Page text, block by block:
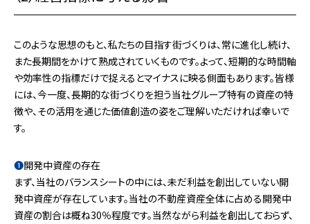
このような思想のもと、私たちの目指す街づくりは、常に進化し続け、
また長期間をかけて熟成されていくものです。よって、短期的な時間軸
や効率性の指標だけで捉えるとマイナスに映る側面もあります。皆様
には、今一度、長期的な街づくりを担う当社グループ特有の資産の特
徴や、その活用を通じた価値創造の姿をご理解いただければ幸いで
す。
❶開発中資産の存在
まず、当社のバランスシートの中には、未だ利益を創出していない開
発中資産が存在しています。当社の不動産資産全体に占める開発中
資産の割合は概ね30％程度です。当然ながら利益を創出しておらず、